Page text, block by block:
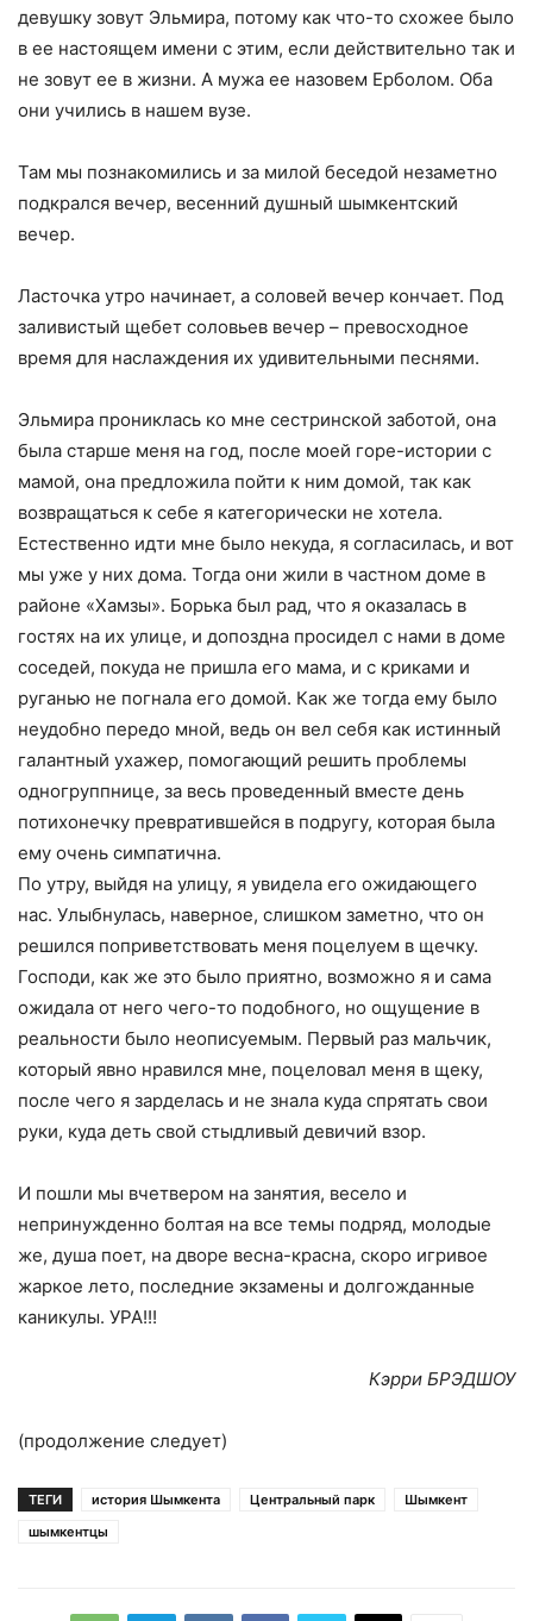
девушку зовут Эльмира, потому как что-то схожее было
в ее настоящем имени с этим, если действительно так и
не зовут ее в жизни. А мужа ее назовем Ерболом. Оба
они учились в нашем вузе.
Там мы познакомились и за милой беседой незаметно
подкрался вечер, весенний душный шымкентский
вечер.
Ласточка утро начинает, а соловей вечер кончает. Под
заливистый щебет соловьев вечер – превосходное
время для наслаждения их удивительными песнями.
Эльмира прониклась ко мне сестринской заботой, она
была старше меня на год, после моей горе-истории с
мамой, она предложила пойти к ним домой, так как
возвращаться к себе я категорически не хотела.
Естественно идти мне было некуда, я согласилась, и вот
мы уже у них дома. Тогда они жили в частном доме в
районе «Хамзы». Борька был рад, что я оказалась в
гостях на их улице, и допоздна просидел с нами в доме
соседей, покуда не пришла его мама, и с криками и
руганью не погнала его домой. Как же тогда ему было
неудобно передо мной, ведь он вел себя как истинный
галантный ухажер, помогающий решить проблемы
одногруппнице, за весь проведенный вместе день
потихонечку превратившейся в подругу, которая была
ему очень симпатична.
По утру, выйдя на улицу, я увидела его ожидающего
нас. Улыбнулась, наверное, слишком заметно, что он
решился поприветствовать меня поцелуем в щечку.
Господи, как же это было приятно, возможно я и сама
ожидала от него чего-то подобного, но ощущение в
реальности было неописуемым. Первый раз мальчик,
который явно нравился мне, поцеловал меня в щеку,
после чего я зарделась и не знала куда спрятать свои
руки, куда деть свой стыдливый девичий взор.
И пошли мы вчетвером на занятия, весело и
непринужденно болтая на все темы подряд, молодые
же, душа поет, на дворе весна-красна, скоро игривое
жаркое лето, последние экзамены и долгожданные
каникулы. УРА!!!
Кэрри БРЭДШОУ
(продолжение следует)
ТЕГИ история Шымкента Центральный парк
Шымкент
шымкентцы